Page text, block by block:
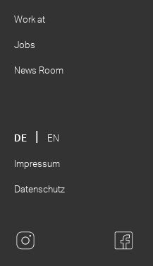
Work at
Jobs
News Room
DE EN
Impressum
Datenschutz